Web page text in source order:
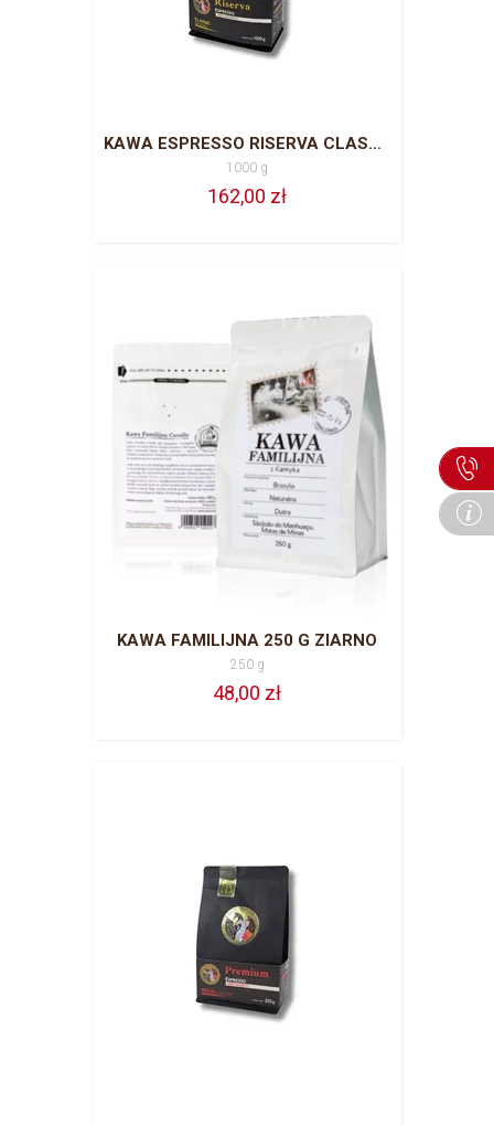
KAWA ESPRESSO RISERVA CLASSIC 1000 G ZIARNO 100 % ARABICA
1000 g
162,00 zł
KAWA FAMILIJNA 250 G ZIARNO
250 g
48,00 zł